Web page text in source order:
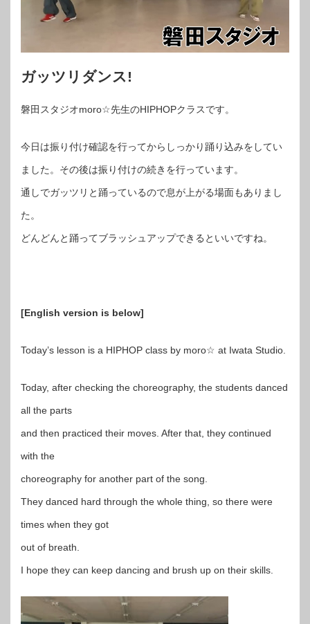
ガッツリダンス!
磐田スタジオmoro☆先生のHIPHOPクラスです。
今日は振り付け確認を行ってからしっかり踊り込みをしてい
ました。その後は振り付けの続きを行っています。
通しでガッツリと踊っているので息が上がる場面もありまし
た。
どんどんと踊ってブラッシュアップできるといいですね。
[English version is below]
Today’s lesson is a HIPHOP class by moro☆ at Iwata Studio.
Today, after checking the choreography, the students danced
all the parts
and then practiced their moves. After that, they continued
with the
choreography for another part of the song.
They danced hard through the whole thing, so there were
times when they got
out of breath.
I hope they can keep dancing and brush up on their skills.